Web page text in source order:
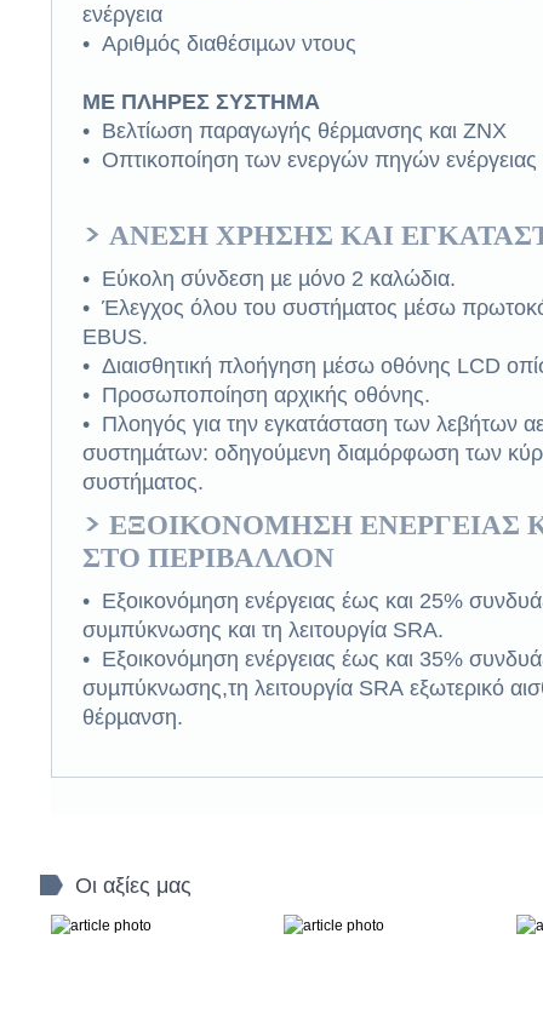
ενέργεια
• Αριθµός διαθέσιµων ντους
ΜΕ ΠΛΗΡΕΣ ΣΥΣΤΗΜΑ
• Βελτίωση παραγωγής θέρµανσης και ΖΝΧ
• Οπτικοποίηση των ενεργών πηγών ενέργειας
> ΑΝΕΣΗ ΧΡΗΣΗΣ ΚΑΙ
• Εύκολη σύνδεση µε µόνο 2 καλώδια.
• Έλεγχος όλου του συστήµατος µέσω
EBUS.
• Διαισθητική πλοήγηση µέσω οθόνης LCD
• Προσωποποίηση αρχικής οθόνης.
• Πλοηγός για την εγκατάσταση των λεβήτων
συστηµάτων: οδηγούµενη διαµόρφωση των
συστήµατος.
> ΕΞΟΙΚΟΝΟΜΗΣΗ ΕΝΕΡΓΕΙΑΣ
ΣΤΟ ΠΕΡΙΒΑΛΛΟΝ
• Εξοικονόµηση ενέργειας έως και 25%
συµπύκνωσης και τη λειτουργία SRA.
• Εξοικονόµηση ενέργειας έως και 35%
συµπύκνωσης,τη λειτουργία SRA εξωτερικό
θέρµανση.
Οι αξίες μας